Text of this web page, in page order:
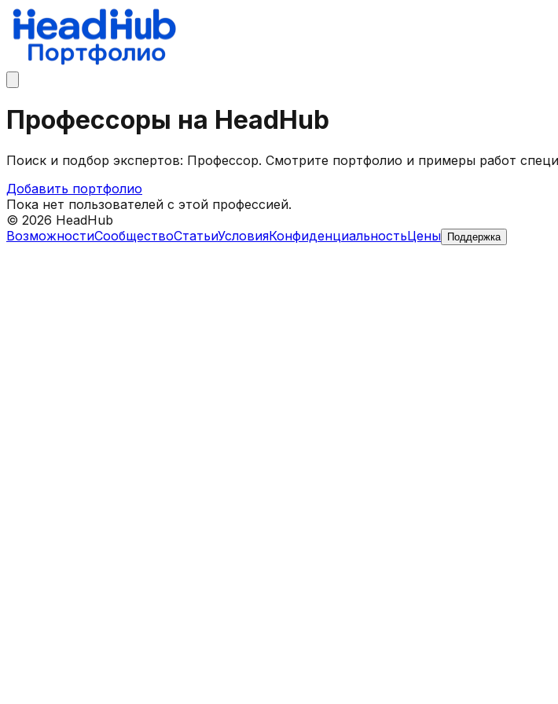
Профессоры на HeadHub
Поиск и подбор экспертов: Профессор. Смотрите портфолио и примеры работ
Добавить портфолио
Пока нет пользователей с этой профессией.
© 2026 HeadHub
ВозможностиСообществоСтатьиУсловияКонфиденциальностьЦены Поддержка